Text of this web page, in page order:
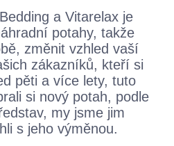
a Vitarelax je
potahy, takže
změnit vzhled vaší
zákazníků, kteří si
pěti a více lety, tuto
si nový potah, podle
my jsme jim
s jeho výměnou.